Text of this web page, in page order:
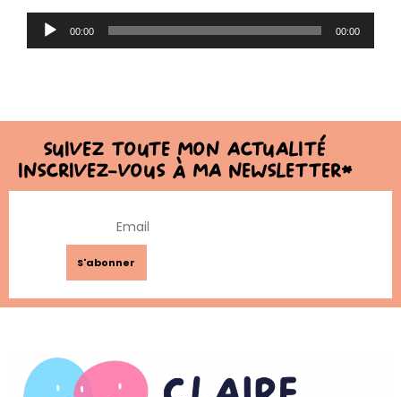
Lecteur
audio
00:00 00:00
Suivez toute mon actualité
Inscrivez-vous à ma newsletter*